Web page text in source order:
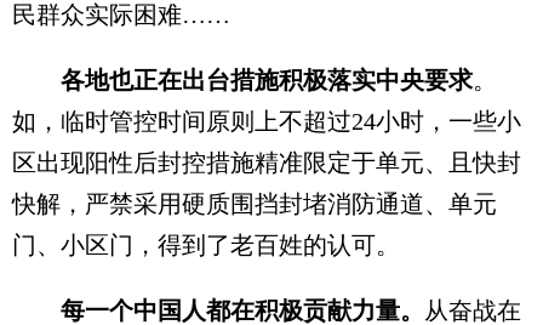
民群众实际困难……
各地也正在出台措施积极落实中央要求。
如，临时管控时间原则上不超过24小时，一些小
区出现阳性后封控措施精准限定于单元、且快封
快解，严禁采用硬质围挡封堵消防通道、单元
门、小区门，得到了老百姓的认可。
每一个中国人都在积极贡献力量。 从奋战在